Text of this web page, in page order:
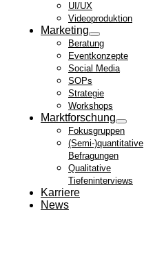
UI/UX
Videoproduktion
Marketing
Beratung
Eventkonzepte
Social Media
SOPs
Strategie
Workshops
Marktforschung
Fokusgruppen
(Semi-)quantitative
Befragungen
Qualitative
Tiefeninterviews
Karriere
News